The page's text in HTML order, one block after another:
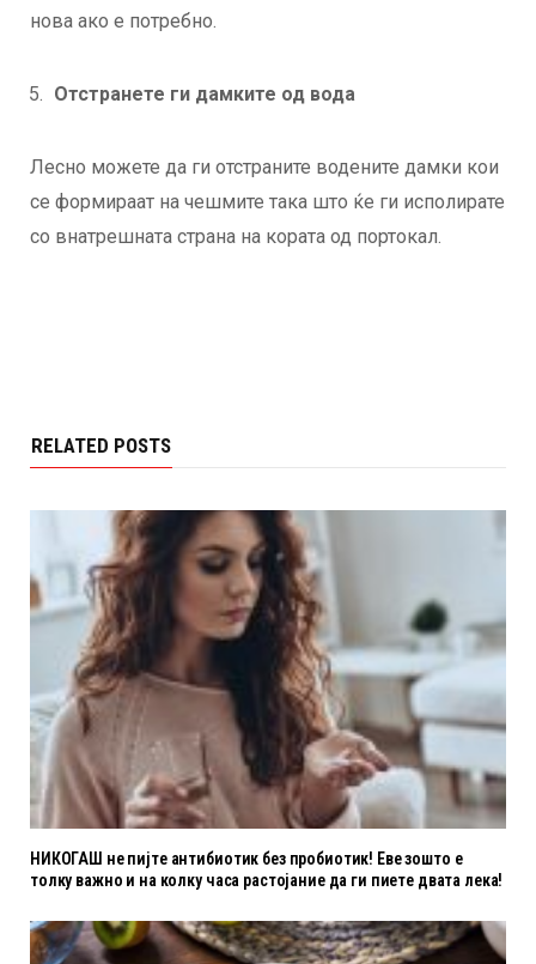
нова ако е потребно.
Отстранете ги дамките од вода
Лесно можете да ги отстраните водените дамки кои
се формираат на чешмите така што ќе ги исполирате
со внатрешната страна на кората од портокал.
RELATED POSTS
НИКОГАШ не пијте антибиотик без пробиотик! Еве зошто е
толку важно и на колку часа растојание да ги пиете двата лека!